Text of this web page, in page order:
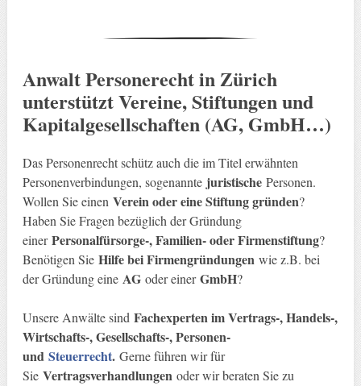
Anwalt Personerecht in Zürich
unterstützt Vereine, Stiftungen und
Kapitalgesellschaften (AG, GmbH…)
Das Personenrecht schütz auch die im Titel erwähnten
Personenverbindungen, sogenannte juristischePersonen.
Wollen Sie einen Verein oder eine Stiftung gründen?
Haben Sie Fragen bezüglich der Gründung
einerPersonalfürsorge-, Familien- oder Firmenstiftung?
Benötigen Sie Hilfe bei Firmengründungen wie z.B. bei
der Gründung eine AGoder einerGmbH?
Unsere Anwälte sind Fachexperten im Vertrags-, Handels-,
Wirtschafts-, Gesellschafts-, Personen-
und Steuerrecht.Gerne führen wir für
Sie Vertragsverhandlungen oder wir beraten Sie zu